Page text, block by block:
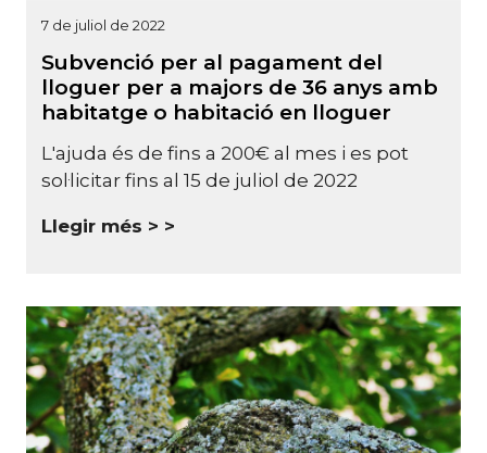
7 de juliol de 2022
Subvenció per al pagament del
lloguer per a majors de 36 anys amb
habitatge o habitació en lloguer
L'ajuda és de fins a 200€ al mes i es pot
sol·licitar fins al 15 de juliol de 2022
Llegir més >